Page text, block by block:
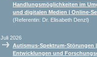
Handlungsmöglichkeiten im
und digitalen Medien | Online-
(Referentin: Dr. Elisabeth Denzl)
Juli 2026
Autismus-Spektrum-Störungen
Entwicklungen und